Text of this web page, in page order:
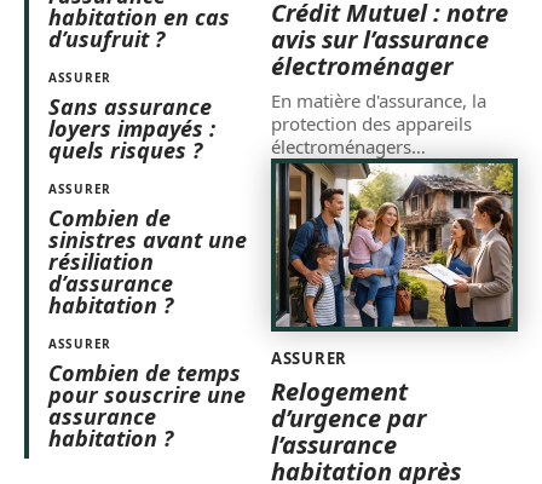
habitation en cas
d’usufruit ?
ASSURER
Sans assurance
loyers impayés :
quels risques ?
ASSURER
Combien de
sinistres avant une
résiliation
d’assurance
habitation ?
ASSURER
Combien de temps
pour souscrire une
assurance
habitation ?
Crédit Mutuel : notre
avis sur l’assurance
électroménager
En matière d'assurance, la
protection des appareils
électroménagers…
ASSURER
Relogement
d’urgence par
l’assurance
habitation après